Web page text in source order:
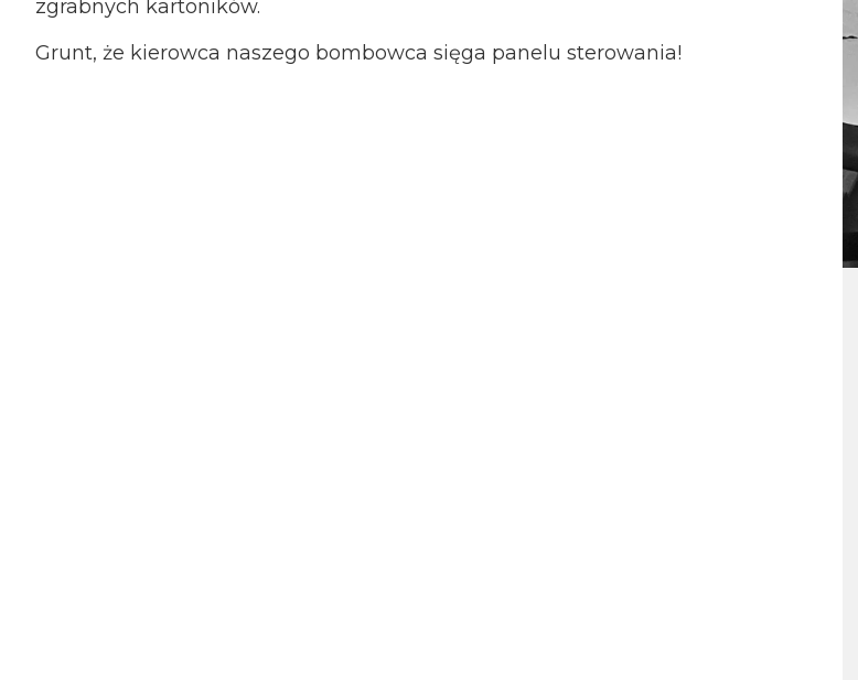
zgrabnych kartoników.
Grunt, że kierowca naszego bombowca sięga panelu sterowania!